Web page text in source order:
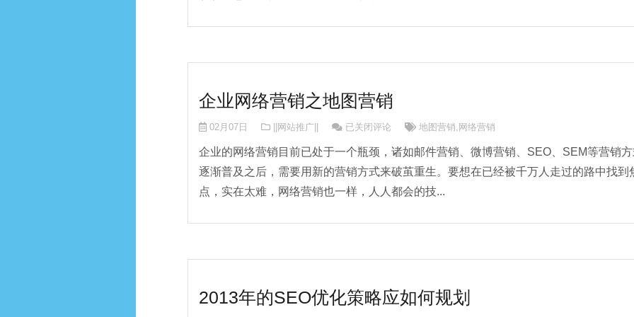
企业网络营销之地图营销
02月07日 ||网站推广|| 企业网络营销之地图营销
已关闭评论 地图营销, 网络营销
企业的网络营销目前已处于一个瓶颈，诸如邮件营销、微博营销、SEO、SEM等营销
逐渐普及之后，需要用新的营销方式来破茧重生。要想在已经被千万人走过的路中找到
点，实在太难，网络营销也一样，人人都会的技...
2013年的SEO优化策略应如何规划